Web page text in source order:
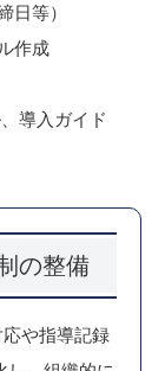
日等）
作成
導入ガイド
の整備
や指導記録